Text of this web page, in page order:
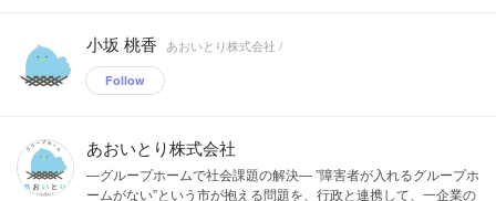
小坂 桃香 あおいとり株式会社 /
Follow
あおいとり株式会社
―グループホームで社会課題の解決― ”障害者が入れるグループホ
ームがない”という市が抱える問題を、行政と連携して、一企業の